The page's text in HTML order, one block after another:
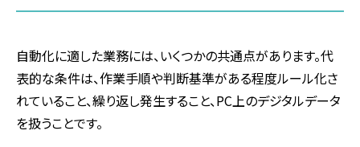
自動化に適した業務には、いくつかの共通点があります。代
表的な条件は、作業手順や判断基準がある程度ルール化さ
れていること、繰り返し発生すること、PC上のデジタルデータ
を扱うことです。